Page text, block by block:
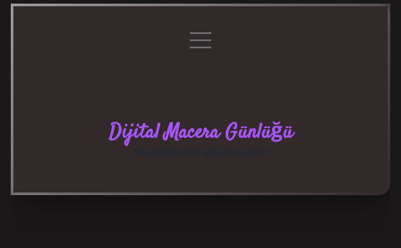
menüyü
aç
Dijital Macera Günlüğü